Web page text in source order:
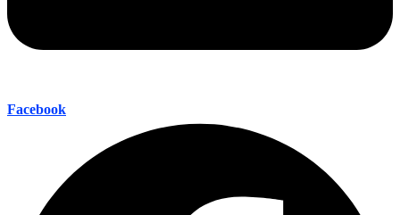
Facebook